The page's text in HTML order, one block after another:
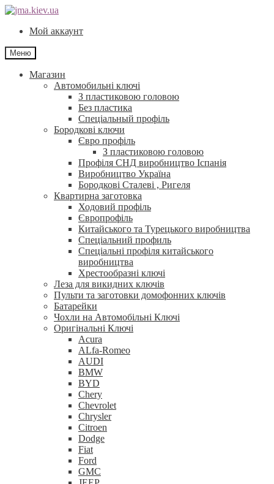
Перейти
навігації
Перейти
контентуМой аккаунт
Меню
Магазин
Автомобильні ключі
З пластиковою головою
Без пластика
Спеціальный профіль
Бородкові ключи
Євро профіль
З пластиковою головою
Профіля СНД виробництво Іспанія
Виробництво Україна
Бородкові Сталеві , Ригеля
Квартирна заготовка
Ходовий профіль
Європрофіль
Китайського та Турецького виробництва
Спеціальний профиль
Спеціальні профіля китайського
виробництва
Хрестообразні ключі
Леза для викидних ключів
Пульти та заготовки домофонних ключів
Батарейки
Чохли на Автомобільні Ключі
Оригінальні Ключі
Acura
ALfa-Romeo
AUDI
BMW
BYD
Chery
Chevrolet
Chrysler
Citroen
Dodge
Fiat
Ford
GMC